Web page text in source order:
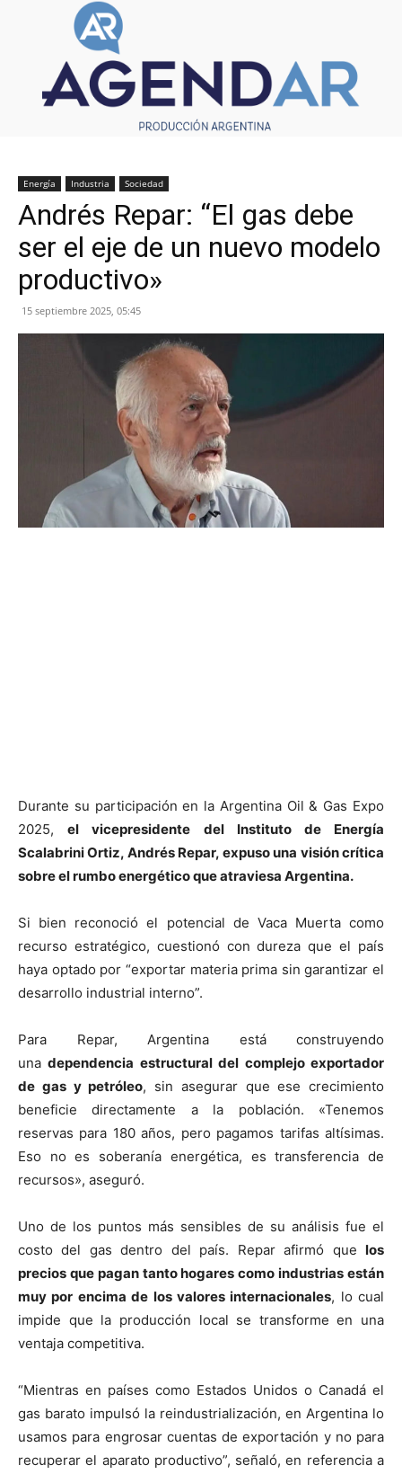
Energía Industria Sociedad
Andrés Repar: “El gas debe
ser el eje de un nuevo modelo
productivo»
15 septiembre 2025, 05:45
Durante su participación en la Argentina Oil & Gas Expo
2025,el vicepresidente del Instituto de Energía
Scalabrini Ortiz, Andrés Repar, expuso una visión crítica
sobre el rumbo energético que atraviesa Argentina.
Si bien reconoció el potencial de Vaca Muerta como
recurso estratégico, cuestionó con dureza que el país
haya optado por “exportar materia prima sin garantizar el
desarrollo industrial interno”.
Para Repar, Argentina está construyendo
unadependencia estructural del complejo exportador
de gas y petróleo, sin asegurar que ese crecimiento
beneficie directamente a la población. «Tenemos
reservas para 180 años, pero pagamos tarifas altísimas.
Eso no es soberanía energética, es transferencia de
recursos», aseguró.
Uno de los puntos más sensibles de su análisis fue el
costo del gas dentro del país. Repar afirmó que los
precios que pagan tanto hogares como industrias están
muy por encima de los valores internacionales, lo cual
impide que la producción local se transforme en una
ventaja competitiva.
“Mientras en países como Estados Unidos o Canadá el
gas barato impulsó la reindustrialización, en Argentina lo
usamos para engrosar cuentas de exportación y no para
recuperar el aparato productivo”, señaló, en referencia a